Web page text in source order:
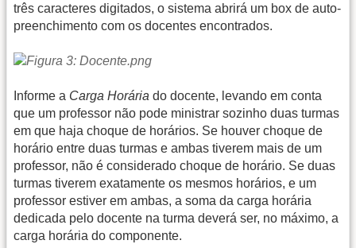
três caracteres digitados, o sistema abrirá um box de auto-
preenchimento com os docentes encontrados.
Informe a Carga Horária do docente, levando em conta
que um professor não pode ministrar sozinho duas turmas
em que haja choque de horários. Se houver choque de
horário entre duas turmas e ambas tiverem mais de um
professor, não é considerado choque de horário. Se duas
turmas tiverem exatamente os mesmos horários, e um
professor estiver em ambas, a soma da carga horária
dedicada pelo docente na turma deverá ser, no máximo, a
carga horária do componente.